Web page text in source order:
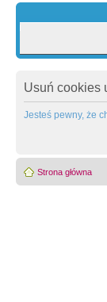
Usuń cookies
Jesteś pewny, że
Strona główna